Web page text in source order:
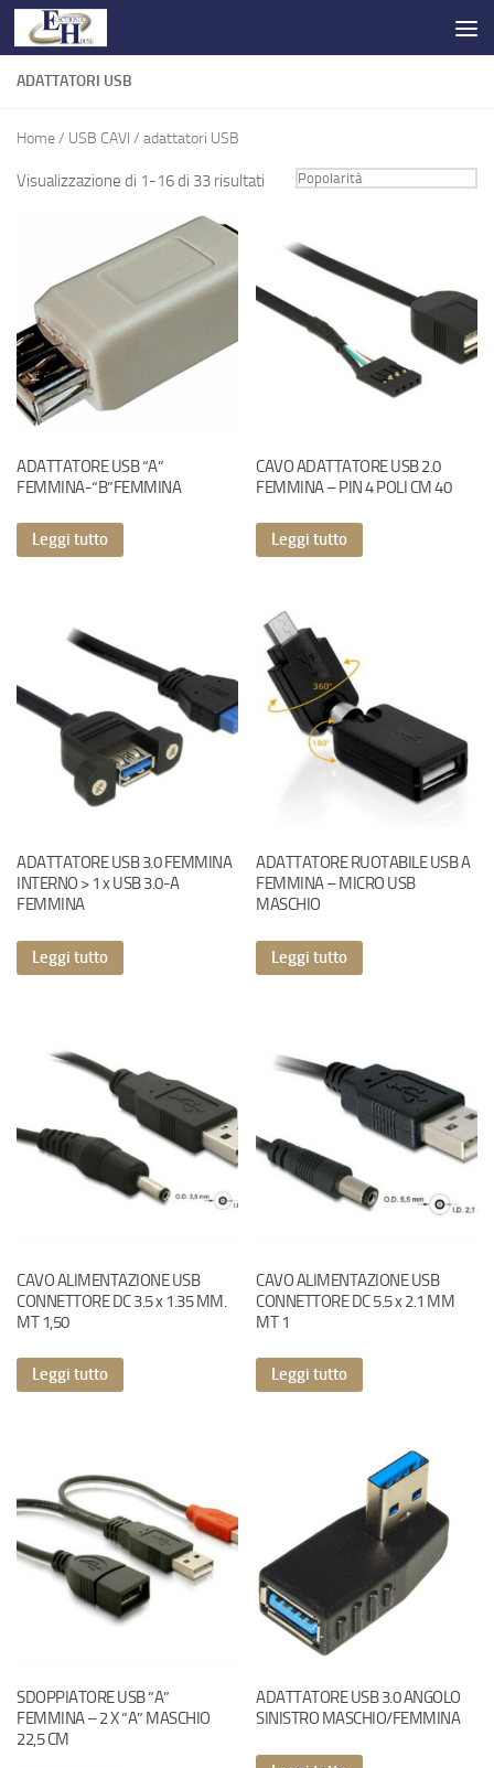
Salta al contenuto
ADATTATORI USB
Home/ USB CAVI / adattatori USB
Visualizzazione di 1-16 di 33 risultati
ADATTATORE USB “A”
FEMMINA-“B”FEMMINA
Leggi tutto
CAVO ADATTATORE USB 2.0
FEMMINA – PIN 4 POLI CM 40
Leggi tutto
ADATTATORE USB 3.0 FEMMINA
INTERNO > 1 x USB 3.0-A
FEMMINA
Leggi tutto
ADATTATORE RUOTABILE USB A
FEMMINA – MICRO USB
MASCHIO
Leggi tutto
CAVO ALIMENTAZIONE USB
CONNETTORE DC 3.5 x 1.35 MM.
MT 1,50
Leggi tutto
CAVO ALIMENTAZIONE USB
CONNETTORE DC 5.5 x 2.1 MM
MT 1
Leggi tutto
SDOPPIATORE USB “A”
FEMMINA – 2 X “A” MASCHIO
22,5 CM
ADATTATORE USB 3.0 ANGOLO
SINISTRO MASCHIO/FEMMINA